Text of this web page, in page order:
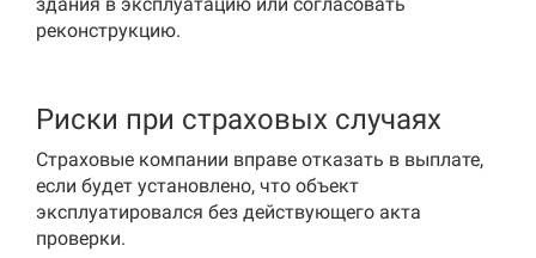
реконструкцию.
Риски при страховых случаях
Страховые компании вправе отказать в выплате,
если будет установлено, что объект
эксплуатировался без действующего акта
проверки.